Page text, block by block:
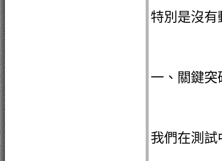
特別是沒
一、關鍵
我們在測